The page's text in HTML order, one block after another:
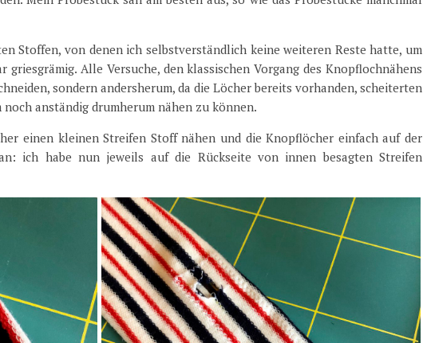
Stoffen, von denen ich selbstverständlich keine weiteren Reste hatte, um
Alle Versuche, den klassischen Vorgang des Knopflochnähens
sondern andersherum, da die Löcher bereits vorhanden, scheiterten
anständig drumherum nähen zu können.
einen kleinen Streifen Stoff nähen und die Knopflöcher einfach auf der
ich habe nun jeweils auf die Rückseite von innen besagten Streifen